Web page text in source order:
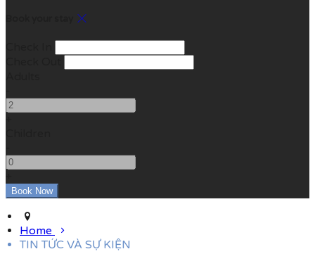
Home
TIN TỨC VÀ SỰ KIỆN